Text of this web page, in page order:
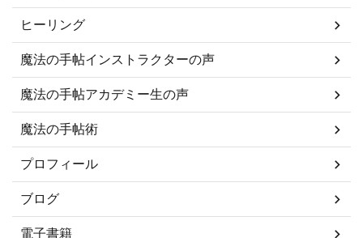
ヒーリング
魔法の手帖インストラクターの声
魔法の手帖アカデミー生の声
魔法の手帖術
プロフィール
ブログ
電子書籍